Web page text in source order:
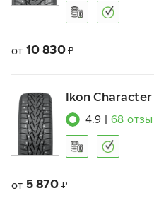
от 10 830 ₽
Ikon Character
4.9 68
от 5 870 ₽